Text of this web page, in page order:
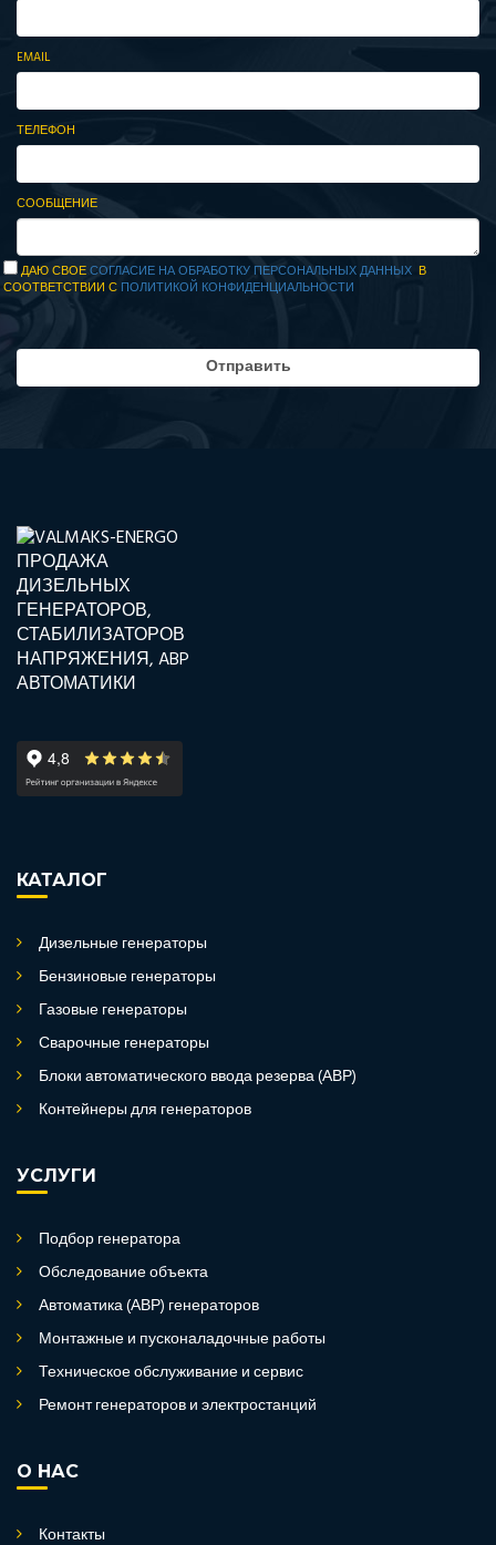
EMAIL
ТЕЛЕФОН
СООБЩЕНИЕ
ДАЮ СВОЕСОГЛАСИЕ НА ОБРАБОТКУ ПЕРСОНАЛЬНЫХ ДАННЫХ В
СООТВЕТСТВИИ С ПОЛИТИКОЙ КОНФИДЕНЦИАЛЬНОСТИ
КАТАЛОГ
Дизельные генераторы
Бензиновые генераторы
Газовые генераторы
Сварочные генераторы
Блоки автоматического ввода резерва (АВР)
Контейнеры для генераторов
УСЛУГИ
Подбор генератора
Обследование объекта
Автоматика (АВР) генераторов
Монтажные и пусконаладочные работы
Техническое обслуживание и сервис
Ремонт генераторов и электростанций
О НАС
Контакты